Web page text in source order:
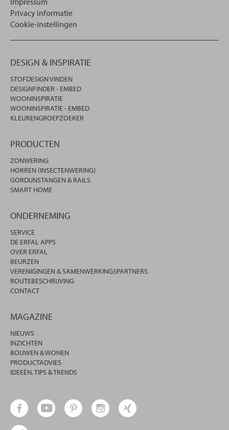
Privacy informatie
Cookie-instellingen
DESIGN & INSPIRATIE
STOFDESIGN VINDEN
DESIGNFINDER - EMBED
WOONINSPIRATIE
WOONINSPIRATIE - EMBED
KLEURENGROEPZOEKER
PRODUCTEN
ZONWERING
HORREN (INSECTENWERING)
GORDIJNSTANGEN & RAILS
SMART HOME
ONDERNEMING
SERVICE
DE ERFAL APPS
OVER ERFAL
BEURZEN
VERENIGINGEN & SAMENWERKINGSPARTNERS
ROUTEBESCHRIJVING
CONTACT
MAGAZINE
NIEUWS
INZICHTEN
BOUWEN & WONEN
PRODUCTADVIES
IDEEËN, TIPS & TRENDS